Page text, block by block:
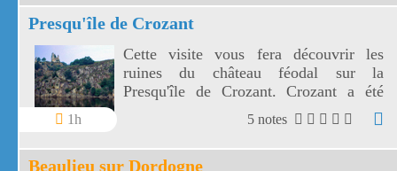
Presqu'île de Crozant
1h
Cette visite vous fera découvrir les
ruines du château féodal sur la
Presqu'île de Crozant. Crozant a été
rendu célèbre par les romanciers et les
peintres de l'école de Crozant comme
Monet par exemple.
5 notes
Beaulieu sur Dordogne